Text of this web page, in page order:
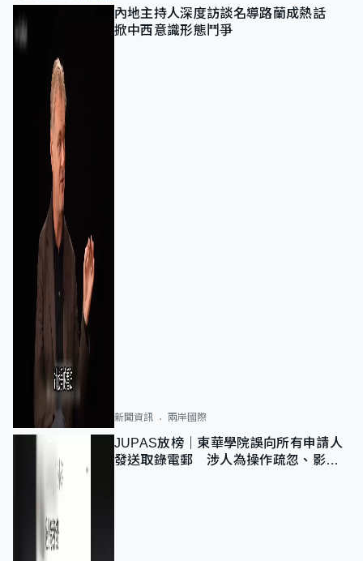
內地主持人深度訪談名導路蘭成熱話
掀中西意識形態鬥爭
新聞資訊 兩岸國際
JUPAS放榜｜東華學院誤向所有申請人
發送取錄電郵 涉人為操作疏忽、影響